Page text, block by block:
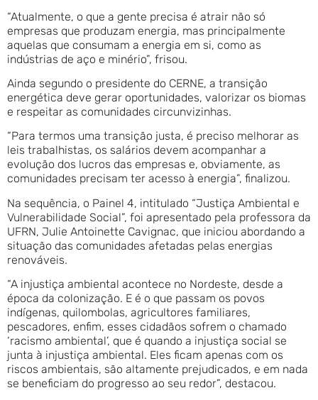
“Atualmente, o que a gente precisa é atrair não só
empresas que produzam energia, mas principalmente
aquelas que consumam a energia em si, como as
indústrias de aço e minério”, frisou.
Ainda segundo o presidente do CERNE, a transição
energética deve gerar oportunidades, valorizar os biomas
e respeitar as comunidades circunvizinhas.
“Para termos uma transição justa, é preciso melhorar as
leis trabalhistas, os salários devem acompanhar a
evolução dos lucros das empresas e, obviamente, as
comunidades precisam ter acesso à energia”, finalizou.
Na sequência, o Painel 4, intitulado “Justiça Ambiental e
Vulnerabilidade Social”, foi apresentado pela professora da
UFRN, Julie Antoinette Cavignac, que iniciou abordando a
situação das comunidades afetadas pelas energias
renováveis.
“A injustiça ambiental acontece no Nordeste, desde a
época da colonização. E é o que passam os povos
indígenas, quilombolas, agricultores familiares,
pescadores, enfim, esses cidadãos sofrem o chamado
‘racismo ambiental’, que é quando a injustiça social se
junta à injustiça ambiental. Eles ficam apenas com os
riscos ambientais, são altamente prejudicados, e em nada
se beneficiam do progresso ao seu redor”, destacou.